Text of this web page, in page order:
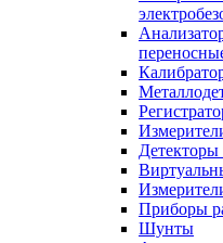
Детекторы
Приборы
Шунты